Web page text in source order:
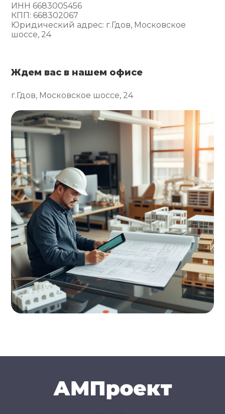
ИНН 6683005456
КПП: 668302067
Юридический адрес: г.Гдов, Московское
шоссе, 24
Ждем вас в нашем офисе
г.Гдов, Московское шоссе, 24